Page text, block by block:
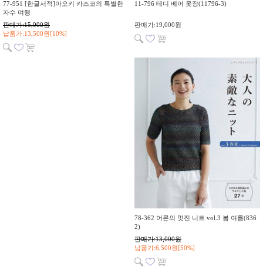
77-951 [한글서적]아오키 카즈코의 특별한
자수 여행
판매가:15,000원
납품가:13,500원[10%]
11-796 테디 베어 옷장(11796-3)
판매가:19,000원
78-362 어른의 멋진 니트 vol.3 봄 여름(836
2)
판매가:13,000원
납품가:6,500원[50%]